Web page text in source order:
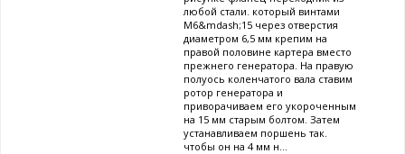
любой стали. который винтами
М6&mdash;15 через отверстия
диаметром 6,5 мм крепим на
правой половине картера вместо
прежнего генератора. На правую
полуось коленчатого вала ставим
ротор генератора и
приворачиваем его укороченным
на 15 мм старым болтом. Затем
устанавливаем поршень так.
чтобы он на 4 мм н...